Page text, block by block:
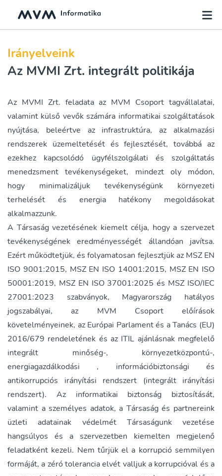
Irányelveink
Az MVMI Zrt. integrált politikája
Az MVMI Zrt. feladata az MVM Csoport tagvállalatai,
valamint külső vevők számára informatikai szolgáltatások
nyújtása, beleértve az infrastruktúra, az alkalmazási
rendszerek üzemeltetését és fejlesztését, továbbá az
ezekhez kapcsolódó ügyfélszolgálati és szolgáltatás
menedzsment tevékenységeket, mindezt oly módon,
hogy minimalizáljuk tevékenységünk környezeti
terhelését és energia hatékony megoldásokat
alkalmazzunk.
A Társaság vezetésének kiemelt célja, hogy a szervezet
tevékenységének eredményességét állandóan javítsa.
Ezért működtetjük, és folyamatosan fejlesztjük az MSZ EN
ISO 9001:2015, MSZ EN ISO 14001:2015, MSZ EN ISO
50001:2019, MSZ EN ISO 37001:2025 és MSZ ISO/IEC
27001:2023 szabványok, Magyarország hatályos
jogszabályai, az MVM Csoport előírások
követelményeinek, az Európai Parlament és a Tanács (EU)
2016/679 rendeletének és az ITIL ajánlásnak megfelelő
integrált minőség-, környezetközpontú-,
energiagazdálkodási , információbiztonsági és
antikorrupciós irányítási rendszert (integrált irányítási
rendszert). Az informatikai biztonság biztosítását,
valamint a személyes adatok, a Társaság és partnereink
üzleti adatainak védelmét Társaságunk vezetése
hangsúlyos és a szervezetben kiemelten megjelenő
feladatként kezeli. Nem tűrjük el a korrupció semmilyen
formáját, a zéró tolerancia elvét valljuk a korrupcióval és a